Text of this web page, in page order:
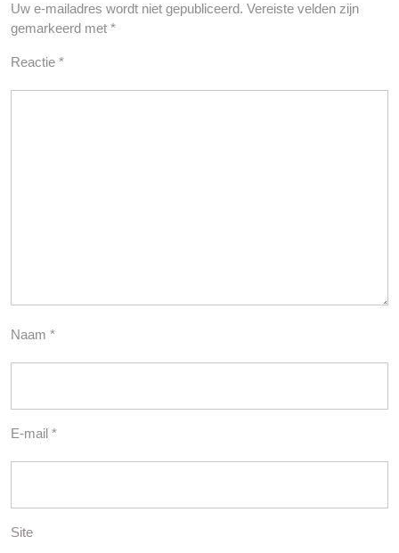
Uw e-mailadres wordt niet gepubliceerd. Vereiste velden zijn
gemarkeerd met *
Reactie *
Naam *
E-mail *
Site